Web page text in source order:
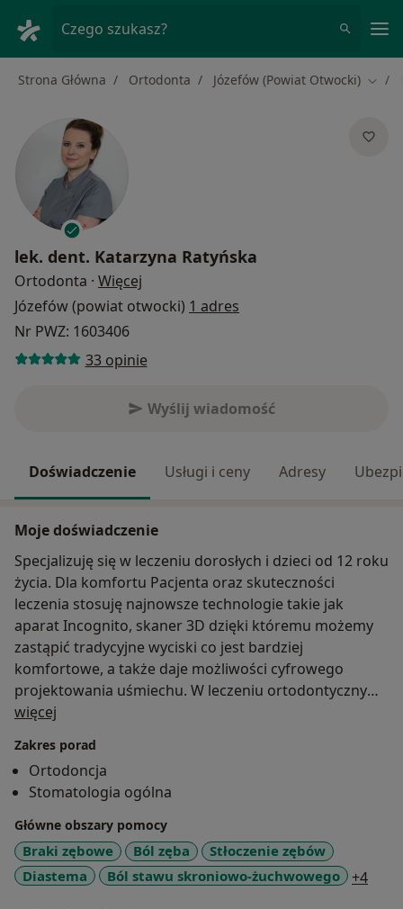
Czego szukasz?
Strona Główna Ortodonta Józefów (Powiat Otwocki)
lek. dent. Katarzyna Ratyńska
Ortodonta · Więcej
Józefów (powiat otwocki) 1 adres
Nr PWZ: 1603406
33 opinie
Wyślij wiadomość
Doświadczenie Usługi i ceny Adresy
Moje doświadczenie
Specjalizuję się w leczeniu dorosłych i dzieci od 12 roku
życia. Dla komfortu Pacjenta oraz skuteczności
leczenia stosuję najnowsze technologie takie jak
aparat Incognito, skaner 3D dzięki któremu możemy
zastąpić tradycyjne wyciski co jest bardziej
komfortowe, a także daje możliwości cyfrowego
projektowania uśmiechu. W leczeniu ortodontycznym
Stosuję również niewidoczne szyny Clear Aligner .
Pacjentom z problemami stawu skroniowo-
żuchwowego. Serdecznie zapraszam!
więcej
Zakres porad
Ortodoncja
Stomatologia ogólna
Główne obszary pomocy
Braki zębowe Ból zęba
Stłoczenie zębów
Diastema
Ból stawu skroniowo-żuchwowego +4